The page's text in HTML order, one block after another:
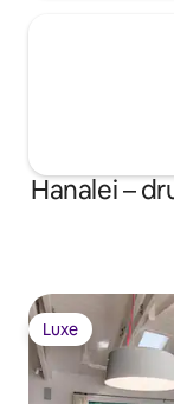
Hanalei –
Luxe
Luxe